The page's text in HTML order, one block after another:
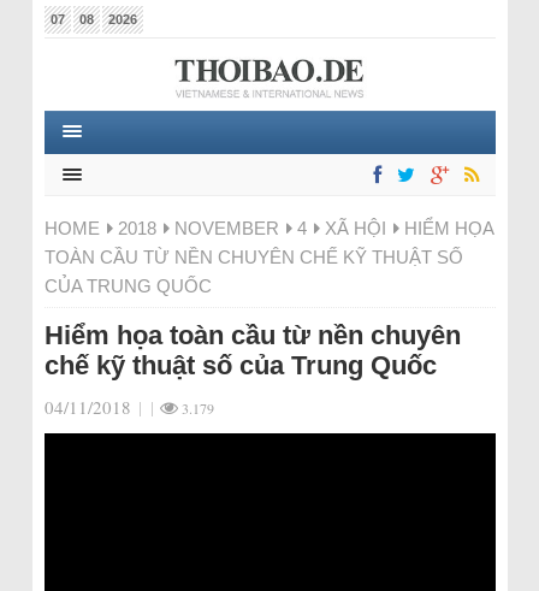
07 08 2026
HOME 2018 NOVEMBER 4 XÃ HỘI
HIỂM HỌA
TOÀN CẦU TỪ NỀN CHUYÊN CHẾ KỸ THUẬT SỐ
CỦA TRUNG QUỐC
Hiểm họa toàn cầu từ nền chuyên
chế kỹ thuật số của Trung Quốc
04/11/2018 | | 3.179